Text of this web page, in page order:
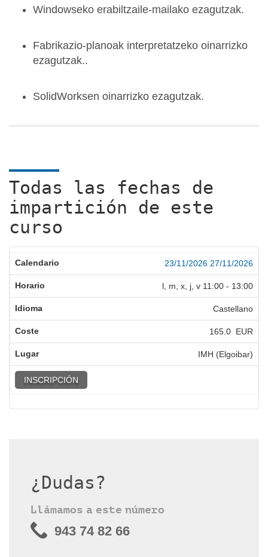
Windowseko erabiltzaile-mailako ezagutzak.
Fabrikazio-planoak interpretatzeko oinarrizko
ezagutzak..
SolidWorksen oinarrizko ezagutzak.
Todas las fechas de
impartición de este
curso
23/11/2026 27/11/2026
l, m, x, j, v 11:00 - 13:00
Castellano
165.0 EUR
IMH (Elgoibar)
INSCRIPCIÓN
¿Dudas?
Llámamos a este número
943 74 82 66